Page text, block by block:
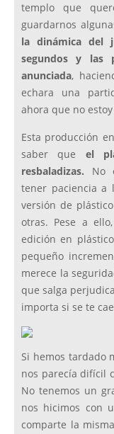
templo que
guardarnos
la dinámica del
segundos y las
anunciada,
echara una
ahora que no
Esta producción
saber que el
resbaladizas. No
tener paciencia a
versión de
otras. Pese a
edición en
pequeño
merece la
que salga
importa si se te
Si hemos tardado
nos parecía difícil
No tenemos un
nos hicimos con
comparte la